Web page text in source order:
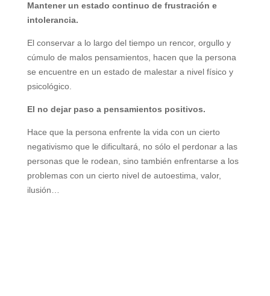
Mantener un estado continuo de frustración e
intolerancia.
El conservar a lo largo del tiempo un rencor, orgullo y
cúmulo de malos pensamientos, hacen que la persona
se encuentre en un estado de malestar a nivel físico y
psicológico.
El no dejar paso a pensamientos positivos.
Hace que la persona enfrente la vida con un cierto
negativismo que le dificultará, no sólo el perdonar a las
personas que le rodean, sino también enfrentarse a los
problemas con un cierto nivel de autoestima, valor,
ilusión…